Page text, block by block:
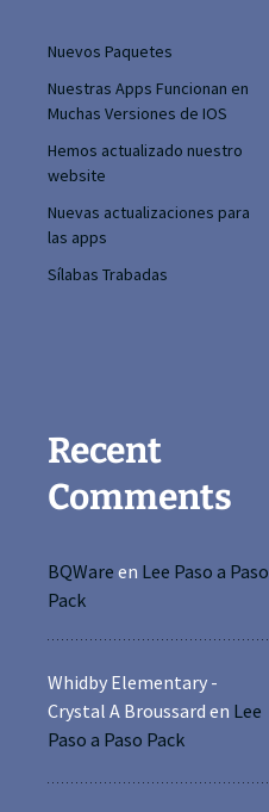
Nuevos Paquetes
Nuestras Apps Funcionan en
Muchas Versiones de IOS
Hemos actualizado nuestro
website
Nuevas actualizaciones para
las apps
Sílabas Trabadas
Recent
Comments
BQWare en Lee Paso a Paso
Pack
Whidby Elementary -
Crystal A Broussard en Lee
Paso a Paso Pack